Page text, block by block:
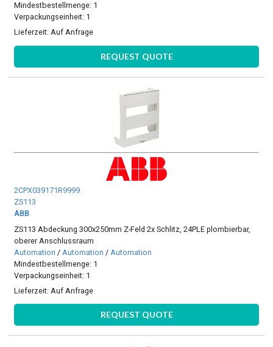
Mindestbestellmenge: 1
Verpackungseinheit: 1
Lieferzeit:Auf Anfrage
REQUEST QUOTE
2CPX039171R9999
ZS113
ABB
ZS113 Abdeckung 300x250mm Z-Feld 2x Schlitz, 24PLE plombierbar,
oberer Anschlussraum
Automation / Automation / Automation
Mindestbestellmenge: 1
Verpackungseinheit: 1
Lieferzeit: Auf Anfrage
REQUEST QUOTE